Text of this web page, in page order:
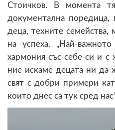
Стоичков. В момента
документална поредица,
деца, техните семейства,
на успеха. „Най-
хармония със себе си и с
ние искаме децата ни да
свят с добри примери
които днес са тук сред